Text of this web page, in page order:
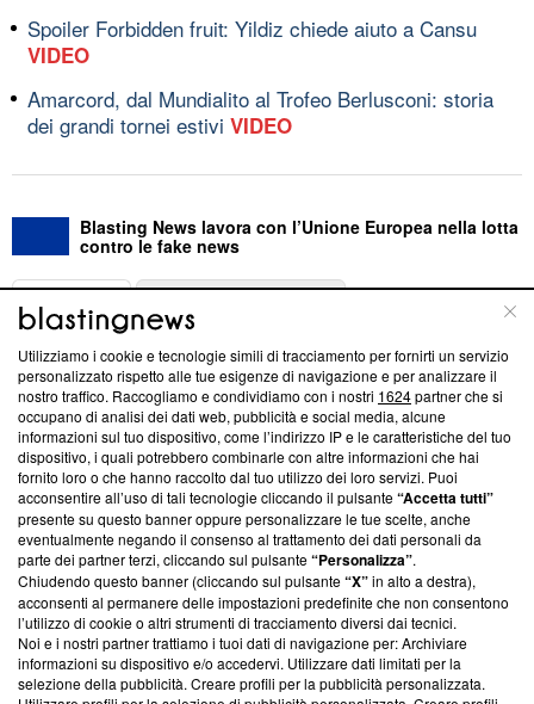
Spoiler Forbidden fruit: Yildiz chiede aiuto a Cansu
VIDEO
Amarcord, dal Mundialito al Trofeo Berlusconi: storia
dei grandi tornei estivi VIDEO
Blasting News lavora con l’Unione Europea nella lotta
contro le fake news
ABOUT
Questa sezione offre informazioni trasparenti su Blasting
News, sui nostri processi editoriali e su come ci impegniamo a
creare news di qualità. Inoltre, afferma la nostra aderenza a
‘Trust Project - News with Integrity’Blasting News non è
ancora membro del programma, ma ha richiesto di farne
parte; Trust Project non ha ancora effettuato una verifica di
conformità agli standard.
Su di noi
Team editoriale
Corporate
Redazione
Utilizziamo i cookie e tecnologie simili di tracciamento per fornirti un servizio
personalizzato rispetto alle tue esigenze di navigazione e per analizzare il
nostro traffico. Raccogliamo e condividiamo con i nostri 1624partner che si
occupano di analisi dei dati web, pubblicità e social media, alcune
informazioni sul tuo dispositivo, come l’indirizzo IP e le caratteristiche del tuo
dispositivo, i quali potrebbero combinarle con altre informazioni che hai
fornito loro o che hanno raccolto dal tuo utilizzo dei loro servizi. Puoi
acconsentire all’uso di tali tecnologie cliccando il pulsante“Accetta tutti”
presente su questo banner oppure personalizzare le tue scelte, anche
eventualmente negando il consenso al trattamento dei dati personali da
parte dei partner terzi, cliccando sul pulsante“Personalizza”.
Chiudendo questo banner (cliccando sul pulsante“X”in alto a destra),
acconsenti al permanere delle impostazioni predefinite che non consentono
l’utilizzo di cookie o altri strumenti di tracciamento diversi dai tecnici.
Noi e i nostri partner trattiamo i tuoi dati di navigazione per: Archiviare
informazioni su dispositivo e/o accedervi. Utilizzare dati limitati per la
selezione della pubblicità. Creare profili per la pubblicità personalizzata.